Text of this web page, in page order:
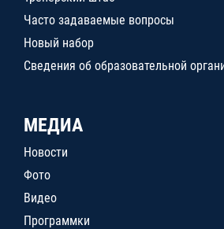
Часто задаваемые вопросы
Новый набор
Сведения об образовательной
МЕДИА
Новости
Фото
Видео
Программки